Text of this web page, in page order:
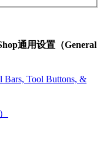
通用设置（General
Tool Buttons, &